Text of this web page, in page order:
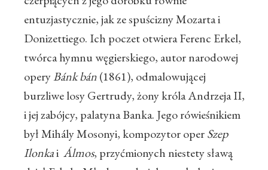
entuzjastycznie, jak ze spuścizny Mozarta i
Donizettiego. Ich poczet otwiera Ferenc Erkel,
twórca hymnu węgierskiego, autor narodowej
operyBánkbán(1861), odmalowującej
burzliwe losy Gertrudy, żony króla Andrzeja II,
i jej zabójcy, palatyna Banka. Jego rówieśnikiem
był Mihály Mosonyi, kompozytor operSzep
Ilonkai Álmos, przyćmionych niestety sławą